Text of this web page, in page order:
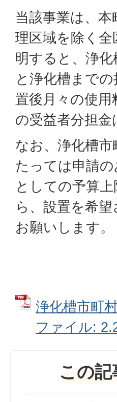
当該事業は、
理区域を除く
明すると、浄
と浄化槽まで
置後月々の使
の受益者分担
なお、浄化槽
たっては申請
としての予算
ら、設置を希
お願いします。
浄化槽市町
ファイル:
この